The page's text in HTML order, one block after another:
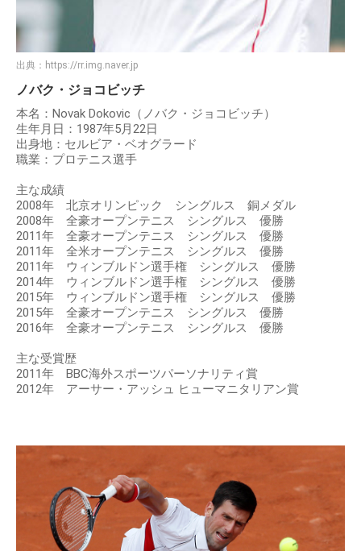
出典： https://rr.img.naver.jp
ノバク・ジョコビッチ
本名：Novak Dokovic（ノバク・ジョコビッチ）
生年月日：1987年5月22日
出身地：セルビア・ベオグラード
職業：プロテニス選手
主な成績
2008年 北京オリンピック シングルス 銅メダル
2008年 全豪オープンテニス シングルス 優勝
2011年 全豪オープンテニス シングルス 優勝
2011年 全米オープンテニス シングルス 優勝
2011年 ウィンブルドン選手権 シングルス 優勝
2014年 ウィンブルドン選手権 シングルス 優勝
2015年 ウィンブルドン選手権 シングルス 優勝
2015年 全豪オープンテニス シングルス 優勝
2016年 全豪オープンテニス シングルス 優勝
主な受賞歴
2011年 BBC海外スポーツパーソナリティ賞
2012年 アーサー・アッシュ ヒューマニタリアン賞